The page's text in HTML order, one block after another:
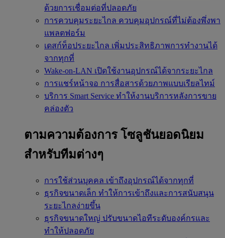
ด้วยการเชื่อมต่อที่ปลอดภัย
การควบคุมระยะไกล ควบคุมอุปกรณ์ที่ไม่ต้องพึ่งพา
แพลตฟอร์ม
เดสก์ท็อประยะไกล เพิ่มประสิทธิภาพการทำงานได้
จากทุกที่
Wake-on-LAN เปิดใช้งานอุปกรณ์ได้จากระยะไกล
การแชร์หน้าจอ การสื่อสารด้วยภาพแบบเรียลไทม์
บริการ Smart Service ทำให้งานบริการหลังการขาย
คล่องตัว
ตามความต้องการ โซลูชันยอดนิยม
สำหรับทีมต่างๆ
การใช้ส่วนบุคคล เข้าถึงอุปกรณ์ได้จากทุกที่
ธุรกิจขนาดเล็ก ทำให้การเข้าถึงและการสนับสนุน
ระยะไกลง่ายขึ้น
ธุรกิจขนาดใหญ่ ปรับขนาดไอทีระดับองค์กรและ
ทำให้ปลอดภัย